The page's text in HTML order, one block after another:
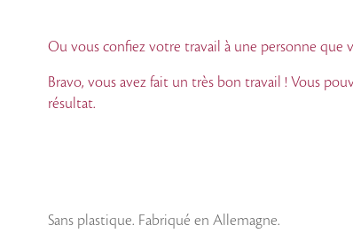
Ou vous confiez votre travail à une personne que
Bravo, vous avez fait un très bon travail ! Vous
résultat.
Sans plastique. Fabriqué en Allemagne.